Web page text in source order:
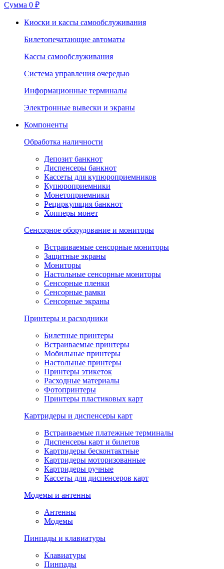
Сумма 0 ₽
Киоски и кассы самообслуживания
Билетопечатающие автоматы
Кассы самообслуживания
Система управления очередью
Информационные терминалы
Электронные вывески и экраны
Компоненты
Обработка наличности
Депозит банкнот
Диспенсеры банкнот
Кассеты для купюроприемников
Купюроприемники
Монетоприемники
Рециркуляция банкнот
Хопперы монет
Сенсорное оборудование и мониторы
Встраиваемые сенсорные мониторы
Защитные экраны
Мониторы
Настольные сенсорные мониторы
Сенсорные пленки
Сенсорные рамки
Сенсорные экраны
Принтеры и расходники
Билетные принтеры
Встраиваемые принтеры
Мобильные принтеры
Настольные принтеры
Принтеры этикеток
Расходные материалы
Фотопринтеры
Принтеры пластиковых карт
Картридеры и диспенсеры карт
Встраиваемые платежные терминалы
Диспенсеры карт и билетов
Картридеры бесконтактные
Картридеры моторизованные
Картридеры ручные
Кассеты для диспенсеров карт
Модемы и антенны
Антенны
Модемы
Пинпады и клавиатуры
Клавиатуры
Пинпады